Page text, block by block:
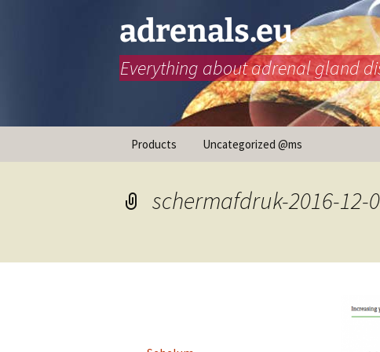
adrenals.eu
Everything about adrenal gland
Products Uncategorized @ms
schermafdruk-2016-12-